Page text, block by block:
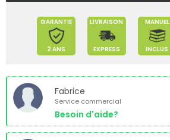
GARANTIE
2 ANS
LIVRAISON
EXPRESS
MANUEL
INCLUS
Fabrice
Service commercial
Besoin d'aide?